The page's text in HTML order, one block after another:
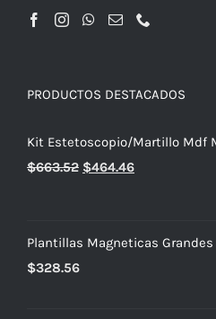
PRODUCTOS DESTACADOS
Kit Estetoscopio/Martillo Mdf
$663.52 El
era:
$464.46El
es:
Plantillas Magneticas Grandes
$328.56